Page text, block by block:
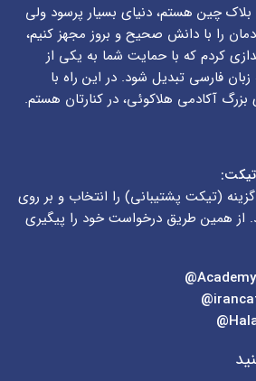
بلاک چین هستم، دنیای بسیار پرسود ولی
را با دانش صحیح و بروز مجهز کنیم،
کردم که با حمایت شما به یکی از
فارسی تبدیل شود. در این راه با
آکادمی هلاکوئی، در کنارتان هستم.
تیکت:
(تیکت پشتیبانی) را انتخاب و بر روی
از همین طریق درخواست خود را پیگیری